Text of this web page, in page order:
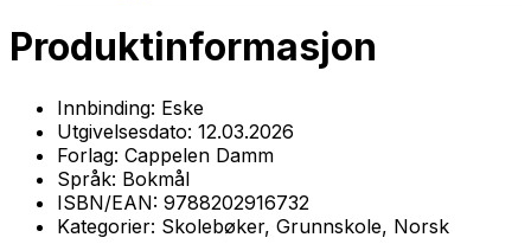
Produktinformasjon
Innbinding: Eske
Utgivelsesdato: 12.03.2026
Forlag: Cappelen Damm
Språk: Bokmål
ISBN/EAN: 9788202916732
Kategorier: Skolebøker, Grunnskole, Norsk